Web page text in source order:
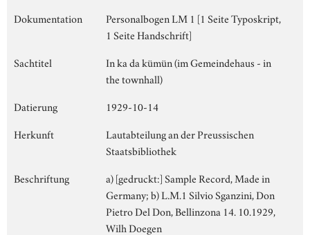
Dokumentation
Personalbogen LM 1 [1 Seite Typoskript,
1 Seite Handschrift]
Sachtitel
In ka da kümün (im Gemeindehaus - in
the townhall)
Datierung
1929-10-14
Herkunft
Lautabteilung an der Preussischen
Staatsbibliothek
Beschriftung
a) [gedruckt:] Sample Record, Made in
Germany; b) L.M.1 Silvio Sganzini, Don
Pietro Del Don, Bellinzona 14. 10.1929,
Wilh Doegen